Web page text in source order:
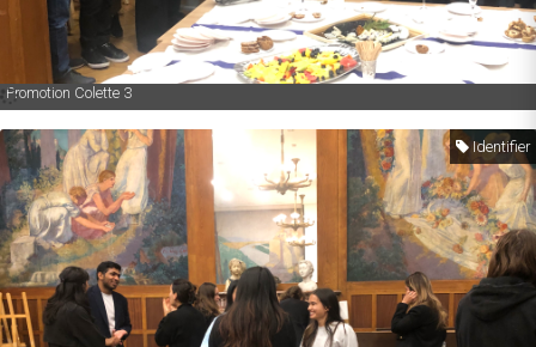
Promotion Colette 3
Identifier